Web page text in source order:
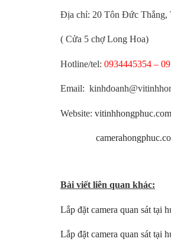
Địa chỉ: 20 Tôn Đức Thắng,
( Cửa 5 chợ Long Hoa)
Hotline/tel: 0934445354 –
Email:
Website: vitinhhongphuc.com
Bài viết liên quan khác:
Lắp đặt camera quan sát tại
Lắp đặt camera quan sát tại